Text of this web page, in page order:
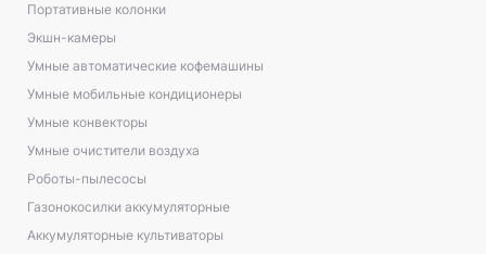
Портативные колонки
Экшн-камеры
Умные автоматические кофемашины
Умные мобильные кондиционеры
Умные конвекторы
Умные очистители воздуха
Роботы-пылесосы
Газонокосилки аккумуляторные
Аккумуляторные культиваторы